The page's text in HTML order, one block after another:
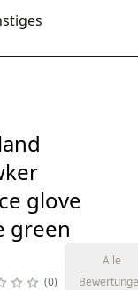
glove
green
0
Alle